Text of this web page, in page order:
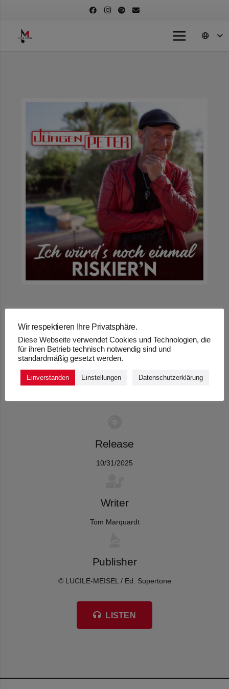
„ICH WÜRD’S NOCH
EINMAL RISKIER’N“ –
JÜRGEN PETER
Release
10/31/2025
Writer
Tom Marquardt
Publisher
© LUCILE-MEISEL / Ed. Supertone
LISTEN
Wir respektieren Ihre Privatsphäre.
Diese Webseite verwendet Cookies und Technologien, die
für ihren Betrieb technisch notwendig sind und
standardmäßig gesetzt werden.
Einverstanden Einstellungen Datenschutzerklärung